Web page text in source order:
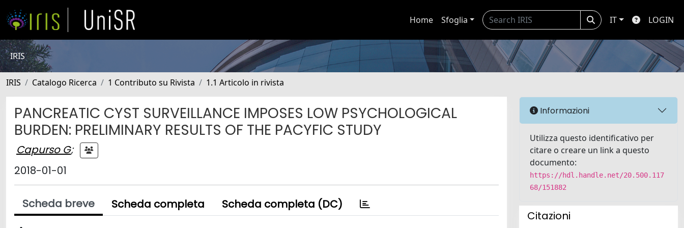
Home Sfoglia IT LOGIN
IRIS
IRIS Catalogo Ricerca 1 Contributo su Rivista 1.1 Articolo in rivista
PANCREATIC CYST SURVEILLANCE IMPOSES LOW PSYCHOLOGICAL
BURDEN: PRELIMINARY RESULTS OF THE PACYFIC STUDY
Capurso G;
2018-01-01
Scheda breve Scheda completa Scheda completa (DC)
Informazioni
Utilizza questo identificativo per
citare o creare un link a questo
documento:
https://hdl.handle.net/20.500.117
68/151882
Citazioni